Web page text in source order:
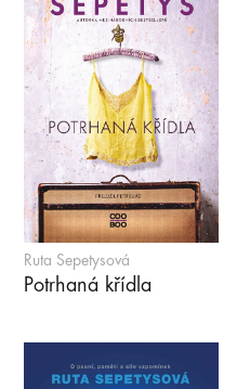
Ruta Sepetysová
Potrhaná křídla